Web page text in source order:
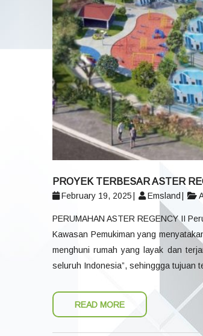
PROYEK TERBESAR ASTER
February 19, 2025 Emsland
PERUMAHAN ASTER REGENCY II
Kawasan Pemukiman yang
menghuni rumah yang layak dan
seluruh Indonesia”, sehinggga tujuan
READ MORE